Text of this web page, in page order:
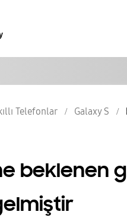
Telefonlar Galaxy S
beklenen